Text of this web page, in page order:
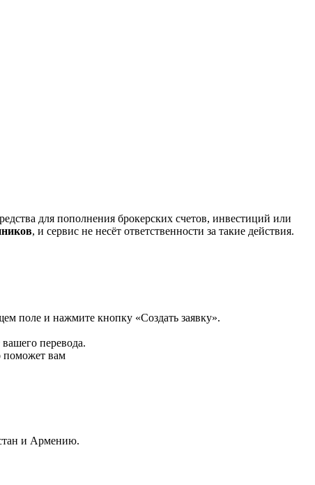
для пополнения брокерских счетов, инвестиций или
, и сервис не несёт ответственности за такие действия.
поле и нажмите кнопку «Создать заявку».
перевода.
поможет вам
и Армению.